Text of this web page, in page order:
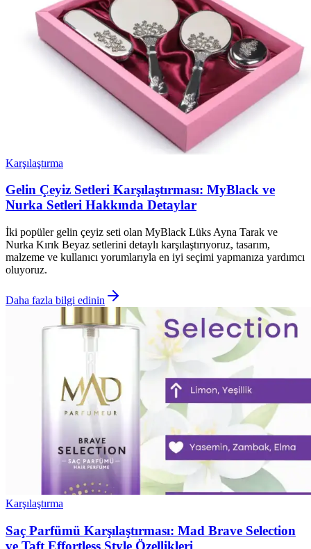
Karşılaştırma
Gelin Çeyiz Setleri Karşılaştırması: MyBlack ve
Nurka Setleri Hakkında Detaylar
İki popüler gelin çeyiz seti olan MyBlack Lüks Ayna Tarak ve
Nurka Kırık Beyaz setlerini detaylı karşılaştırıyoruz, tasarım,
malzeme ve kullanıcı yorumlarıyla en iyi seçimi yapmanıza yardımcı
oluyoruz.
Daha fazla bilgi edinin
Karşılaştırma
Saç Parfümü Karşılaştırması: Mad Brave Selection
ve Taft Effortless Style Özellikleri